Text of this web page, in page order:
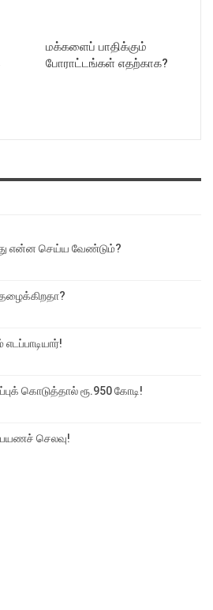
மக்களைப் பாதிக்கும்
போராட்டங்கள் எதற்காக?
என்ன செய்ய வேண்டும்?
கொடுத்தால் ரூ.950 கோடி!
பயணச் செலவு!